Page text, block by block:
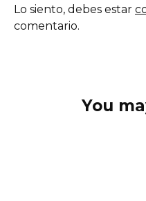
Lo siento, debes estar
comentario.
You